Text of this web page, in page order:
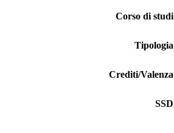
Corso di studi
Tipologia
Crediti/Valenza
SSD